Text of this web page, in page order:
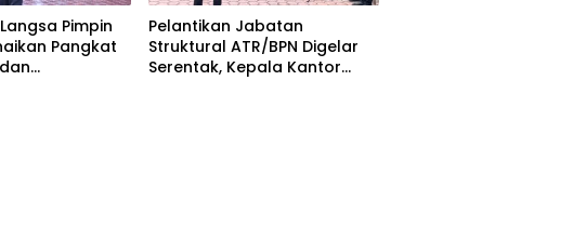
Pimpin
Pangkat
Pelantikan Jabatan
Struktural ATR/BPN Digelar
Serentak, Kepala Kantor